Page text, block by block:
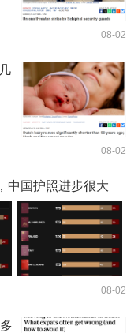
08-02
08-02
中国护照进步很大
08-02